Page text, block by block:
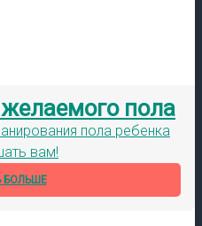
пола
пола ребенка
вам!
БОЛЬШЕ